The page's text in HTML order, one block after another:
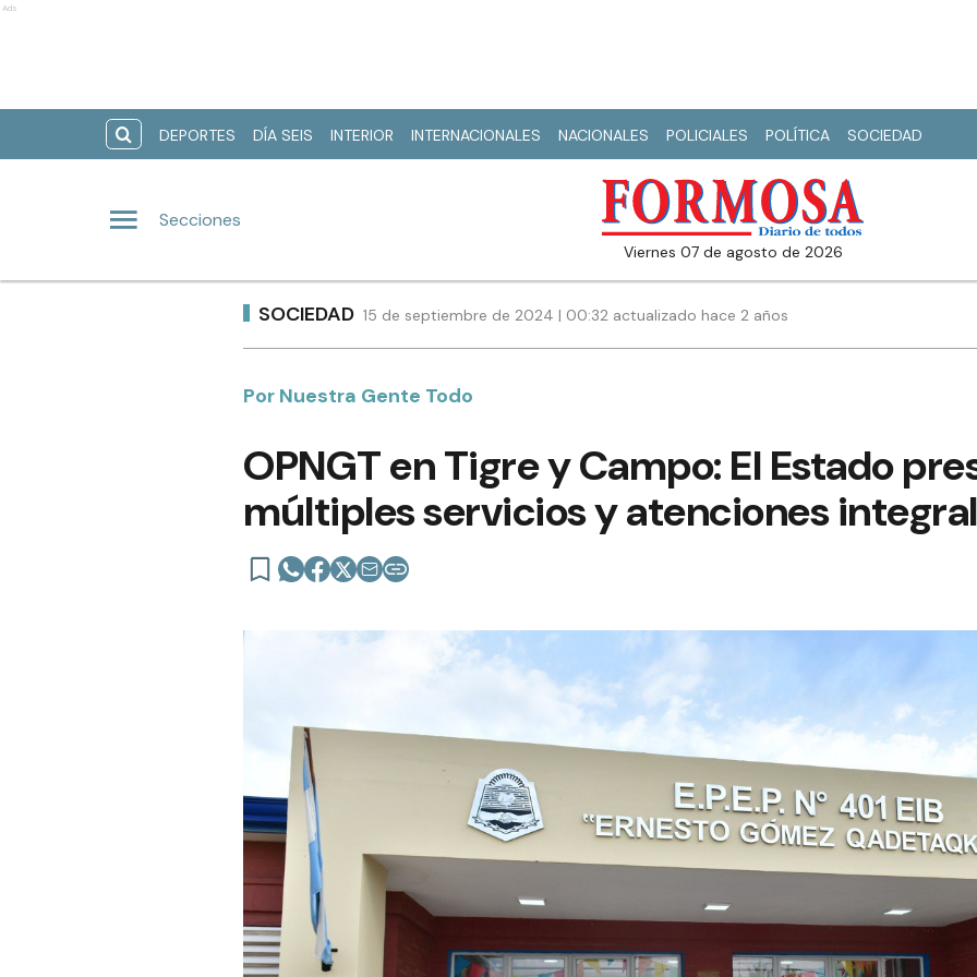
Ads
DEPORTES DÍA SEIS INTERIOR INTERNACIONALES NACIONALES POLICIALES POLÍTICA SOCIEDAD
Secciones
viernes 07 de agosto de 2026
SOCIEDAD 15 de septiembre de 2024 | 00:32 actualizado hace 2 años
Por Nuestra Gente Todo
OPNGT en Tigre y Campo: El Estado
múltiples servicios y atenciones